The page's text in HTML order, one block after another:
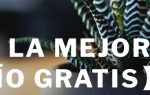
GRATIS